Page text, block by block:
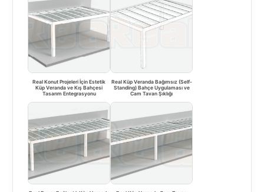
Real Konut Projeleri İçin Estetik
Küp Veranda ve Kış Bahçesi
Tasarım Entegrasyonu
Real Küp Veranda Bağımsız (Self-
Standing) Bahçe Uygulaması ve
Cam Tavan Şıklığı